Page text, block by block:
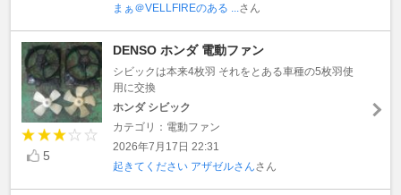
まぁ＠VELLFIREのある ... さん
5
DENSO ホンダ 電動ファン
シビックは本来4枚羽 それをとある車種の5枚羽使
用に交換
ホンダ シビック
カテゴリ：電動ファン
2026年7月17日 22:31
起きてください アザゼルさんさん